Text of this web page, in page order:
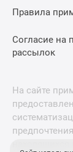
Правила
Согласие на
рассылок
На сайте